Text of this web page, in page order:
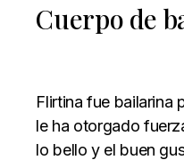
Cuerpo de
Flirtina fue bailarina
le ha otorgado
lo bello y el buen